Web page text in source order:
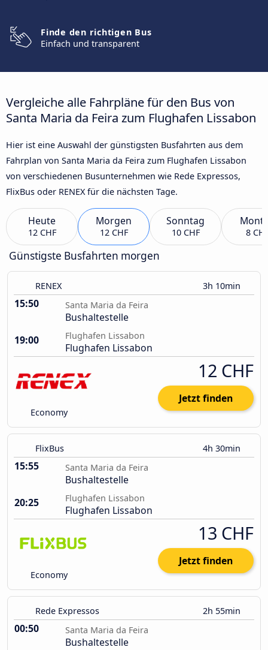
Finde den richtigen Bus
Einfach und transparent
Vergleiche alle Fahrpläne für den Bus von
Santa Maria da Feira zum Flughafen Lissabon
Hier ist eine Auswahl der günstigsten Busfahrten aus dem
Fahrplan von Santa Maria da Feira zum Flughafen Lissabon
von verschiedenen Busunternehmen wie Rede Expressos,
FlixBus oder RENEX für die nächsten Tage.
Heute
12 CHF
Morgen
12 CHF
Sonntag
10 CHF 8
Günstigste Busfahrten morgen
RENEX 3h 10min
15:50 Santa Maria da Feira
Bushaltestelle
19:00
Flughafen Lissabon
Flughafen Lissabon
Economy
12 CHF
Jetzt finden
FlixBus 4h 30min
15:55 Santa Maria da Feira
Bushaltestelle
20:25
Flughafen Lissabon
Flughafen Lissabon
Economy
13 CHF
Jetzt finden
Rede Expressos 2h 55min
00:50 Santa Maria da Feira
Bushaltestelle